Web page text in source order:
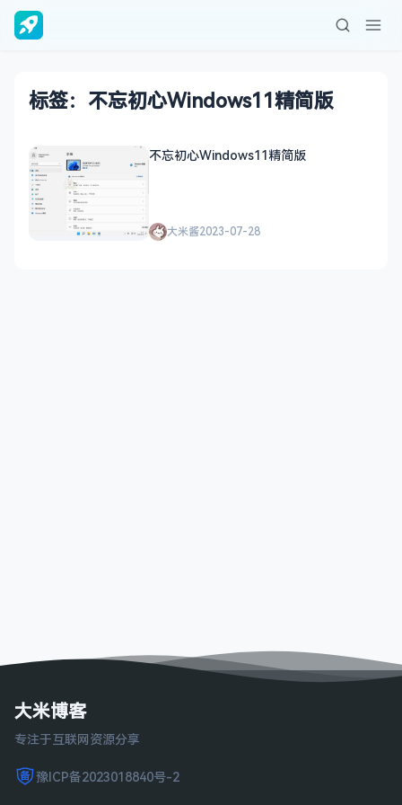
标签：不忘初心Windows11精简版
不忘初心Windows11精简版
大米酱2023-07-28
大米博客
专注于互联网资源分享
豫ICP备2023018840号-2